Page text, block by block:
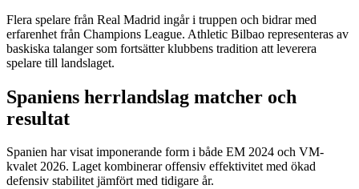
Flera spelare från Real Madrid ingår i truppen och bidrar med
erfarenhet från Champions League. Athletic Bilbao representeras av
baskiska talanger som fortsätter klubbens tradition att leverera
spelare till landslaget.
Spaniens herrlandslag matcher och
resultat
Spanien har visat imponerande form i både EM 2024 och VM-
kvalet 2026. Laget kombinerar offensiv effektivitet med ökad
defensiv stabilitet jämfört med tidigare år.